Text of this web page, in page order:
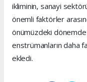
ikliminin, sanayi
önemli faktörler
önümüzdeki
enstrümanların daha
ekledi.